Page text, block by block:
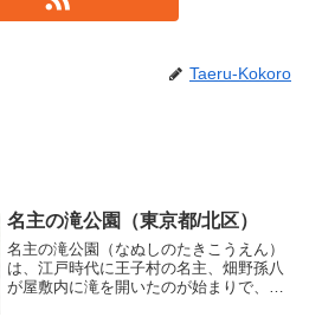
Taeru-Kokoro
名主の滝公園（東京都/北区）
名主の滝公園（なぬしのたきこうえん）
は、江戸時代に王子村の名主、畑野孫八
が屋敷内に滝を開いたのが始まりで、名